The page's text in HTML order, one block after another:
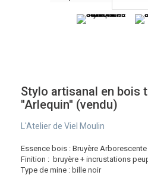
Stylo artisanal en bois
''Arlequin'' (vendu)
L'Atelier de Viel Moulin
Essence bois : Bruyère
Finition : bruyère + incrustations
Type de mine : bille noir